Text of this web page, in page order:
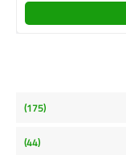
(175)
(44)